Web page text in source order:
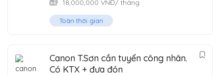
18,000,000 VNĐ/ tháng
Toàn thời gian
Canon T.Sơn cần tuyển công nhân.
Có KTX + đưa đón